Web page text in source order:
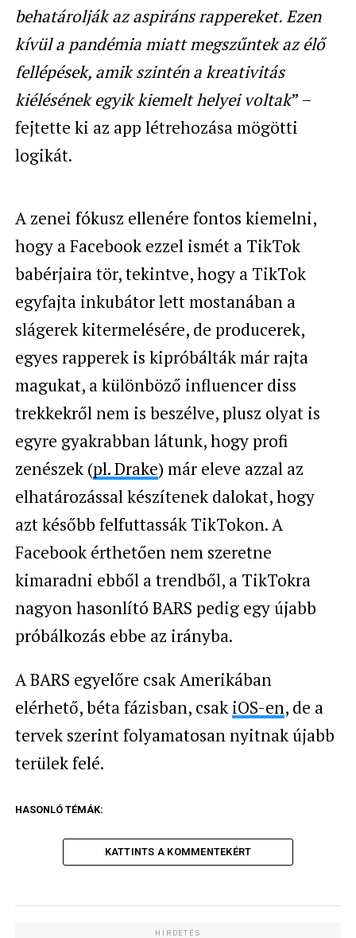
behatárolják az aspiráns rappereket. Ezen
kívül a pandémia miatt megszűntek az élő
fellépések, amik szintén a kreativitás
kiélésének egyik kiemelt helyei voltak” –
fejtette ki az app létrehozása mögötti
logikát.
A zenei fókusz ellenére fontos kiemelni,
hogy a Facebook ezzel ismét a TikTok
babérjaira tör, tekintve, hogy a TikTok
egyfajta inkubátor lett mostanában a
slágerek kitermelésére, de producerek,
egyes rapperek is kipróbálták már rajta
magukat, a különböző influencer diss
trekkekről nem is beszélve, plusz olyat is
egyre gyakrabban látunk, hogy profi
zenészek (pl. Drake) már eleve azzal az
elhatározással készítenek dalokat, hogy
azt később felfuttassák TikTokon. A
Facebook érthetően nem szeretne
kimaradni ebből a trendből, a TikTokra
nagyon hasonlító BARS pedig egy újabb
próbálkozás ebbe az irányba.
A BARS egyelőre csak Amerikában
elérhető, béta fázisban, csak iOS-en, de a
tervek szerint folyamatosan nyitnak újabb
terülek felé.
HASONLÓ TÉMÁK:
KATTINTS A KOMMENTEKÉRT
HIRDETÉS